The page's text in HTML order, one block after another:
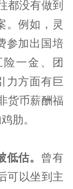
都没有做到
。例如，灵
参加出国培
一金、团
力方面有巨
货币薪酬福
肋。
估。 曾有
可以坐到主